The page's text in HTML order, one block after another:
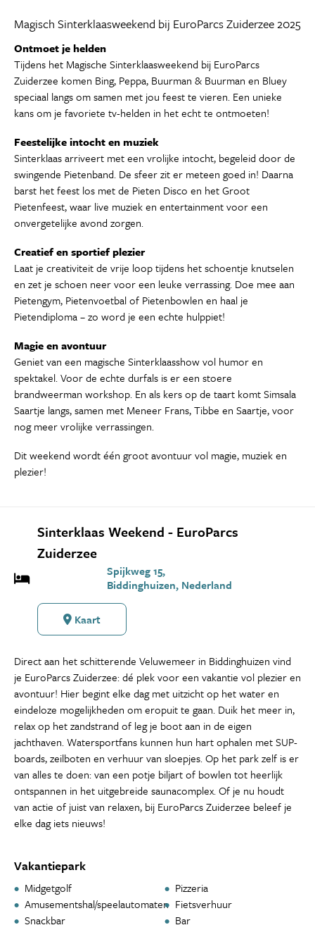
Magisch Sinterklaasweekend bij EuroParcs Zuiderzee 2025
Ontmoet je helden
Tijdens het Magische Sinterklaasweekend bij EuroParcs
Zuiderzee komen Bing, Peppa, Buurman & Buurman en Bluey
speciaal langs om samen met jou feest te vieren. Een unieke
kans om je favoriete tv-helden in het echt te ontmoeten!
Feestelijke intocht en muziek
Sinterklaas arriveert met een vrolijke intocht, begeleid door de
swingende Pietenband. De sfeer zit er meteen goed in! Daarna
barst het feest los met de Pieten Disco en het Groot
Pietenfeest, waar live muziek en entertainment voor een
onvergetelijke avond zorgen.
Creatief en sportief plezier
Laat je creativiteit de vrije loop tijdens het schoentje knutselen
en zet je schoen neer voor een leuke verrassing. Doe mee aan
Pietengym, Pietenvoetbal of Pietenbowlen en haal je
Pietendiploma – zo word je een echte hulppiet!
Magie en avontuur
Geniet van een magische Sinterklaasshow vol humor en
spektakel. Voor de echte durfals is er een stoere
brandweerman workshop. En als kers op de taart komt Simsala
Saartje langs, samen met Meneer Frans, Tibbe en Saartje, voor
nog meer vrolijke verrassingen.
Dit weekend wordt één groot avontuur vol magie, muziek en
plezier!
Sinterklaas Weekend - EuroParcs
Zuiderzee
Spijkweg 15,
Biddinghuizen, Nederland
Kaart
Direct aan het schitterende Veluwemeer in Biddinghuizen vind
je EuroParcs Zuiderzee: dé plek voor een vakantie vol plezier en
avontuur! Hier begint elke dag met uitzicht op het water en
eindeloze mogelijkheden om eropuit te gaan. Duik het meer in,
relax op het zandstrand of leg je boot aan in de eigen
jachthaven. Watersportfans kunnen hun hart ophalen met SUP-
boards, zeilboten en verhuur van sloepjes. Op het park zelf is er
van alles te doen: van een potje biljart of bowlen tot heerlijk
ontspannen in het uitgebreide saunacomplex. Of je nu houdt
van actie of juist van relaxen, bij EuroParcs Zuiderzee beleef je
elke dag iets nieuws!
Vakantiepark
Midgetgolf
Pizzeria
Amusementshal/speelautomaten Fietsverhuur
Snackbar
Bar